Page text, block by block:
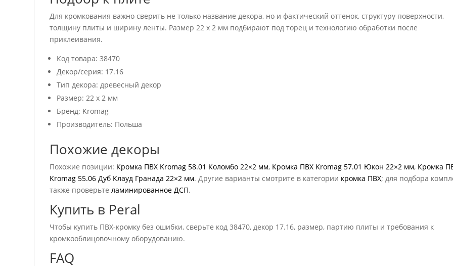
Для кромкования важно сверить не только название декора, но и фактический оттенок, структуру поверхности,
толщину плиты и ширину ленты. Размер 22 x 2 мм подбирают под торец и технологию обработки после
приклеивания.
Код товара: 38470
Декор/серия: 17.16
Тип декора: древесный декор
Размер: 22 x 2 мм
Бренд: Kromag
Производитель: Польша
Похожие декоры
Похожие позиции: Кромка ПВХ Kromag 58.01 Коломбо 22×2 мм, Кромка ПВХ Kromag 57.01 Юкон 22×2 мм, Кромка
Kromag 55.06 Дуб Клауд Гранада 22×2 мм. Другие варианты смотрите в категории кромка ПВХ; для подбора
также проверьтеламинированное ДСП.
Купить в Peral
Чтобы купить ПВХ-кромку без ошибки, сверьте код 38470, декор 17.16, размер, партию плиты и требования к
кромкооблицовочному оборудованию.
FAQ